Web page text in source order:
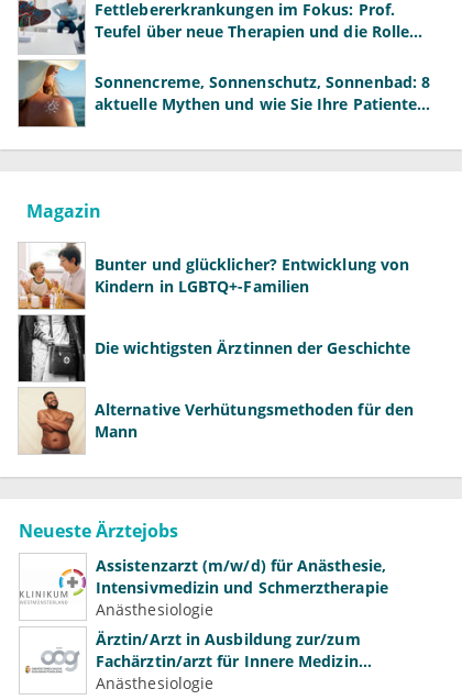
Fettlebererkrankungen im Fokus: Prof.
Teufel über neue Therapien und die Rolle
Sonnencreme, Sonnenschutz, Sonnenbad: 8
aktuelle Mythen und wie Sie Ihre Patienten
Magazin
Bunter und glücklicher? Entwicklung von
Kindern in LGBTQ+-Familien
Die wichtigsten Ärztinnen der Geschichte
Alternative Verhütungsmethoden für den
Mann
Neueste Ärztejobs
Assistenzarzt (m/w/d) für Anästhesie,
Intensivmedizin und Schmerztherapie
Anästhesiologie
Ärztin/Arzt in Ausbildung zur/zum
Fachärztin/arzt für Innere Medizin
(Kardiologie, Nephrologie, Intensivmedizin)
Anästhesiologie